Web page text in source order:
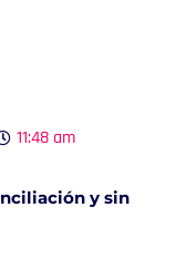
11:48 am
y sin